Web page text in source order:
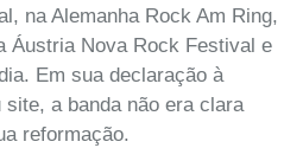
na Alemanha Rock Am Ring,
Áustria Nova Rock Festival e
Em sua declaração à
a banda não era clara
reformação.